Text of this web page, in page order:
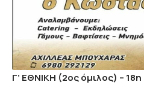
Γ’ ΕΘΝΙΚΗ (2ος όμιλος) –